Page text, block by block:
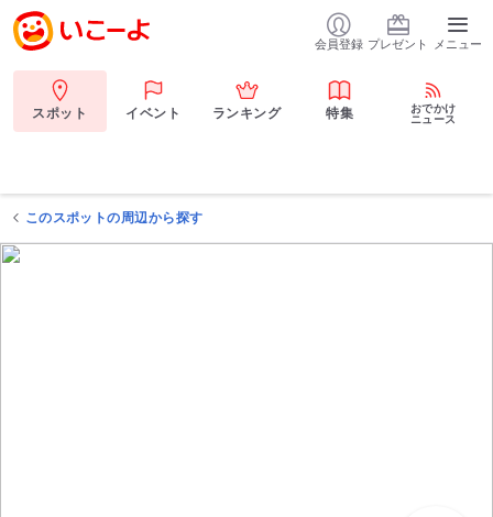
会員登録 プレゼント メニュー
スポット イベント ランキング 特集
おでかけ
ニュース
このスポットの周辺から探す